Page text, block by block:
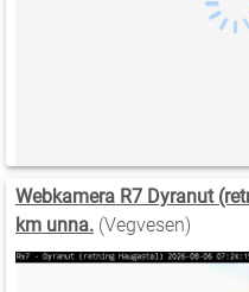
Webkamera R7 Dyranut
km unna. (Vegvesen)